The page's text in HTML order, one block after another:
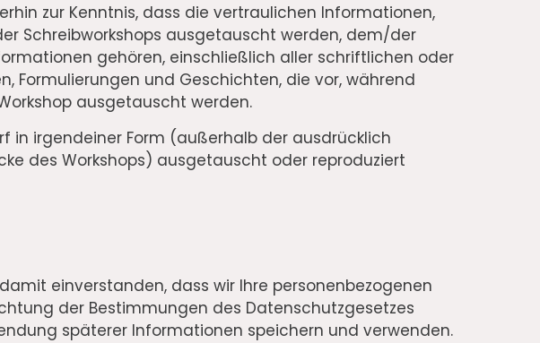
zur Kenntnis, dass die vertraulichen Informationen,
Schreibworkshops ausgetauscht werden, dem/der
gehören, einschließlich aller schriftlichen oder
Formulierungen und Geschichten, die vor, während
ausgetauscht werden.
in irgendeiner Form (außerhalb der ausdrücklich
des Workshops) ausgetauscht oder reproduziert
einverstanden, dass wir Ihre personenbezogenen
der Bestimmungen des Datenschutzgesetzes
späterer Informationen speichern und verwenden.